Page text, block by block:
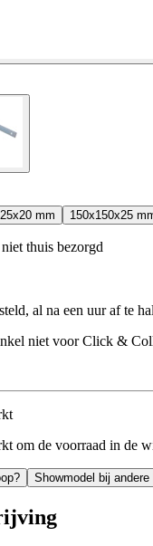
mm 150x150x25
thuis bezorgd
al na een uur af te
niet voor Click &
om de voorraad in de
Showmodel bij